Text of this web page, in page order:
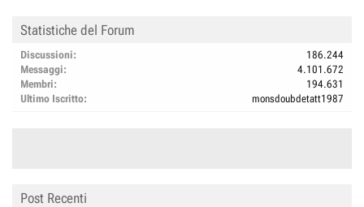
Statistiche del Forum
Discussioni
186.244
Messaggi
4.101.672
Membri
194.631
Ultimo Iscritto
monsdoubdetatt1987
Post Recenti